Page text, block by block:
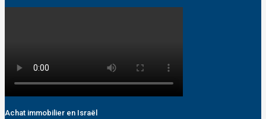
Achat immobilier en Israël